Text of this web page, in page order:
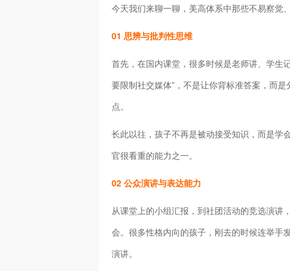
今天我们来聊一聊，美高体系中那些不易察觉
01 思辨与批判性思维
首先，在国内课堂，很多时候是老师讲、学生
要限制社交媒体”，不是让你背标准答案，而
点。
长此以往，孩子不再是被动接受知识，而是学
官很看重的能力之一。
02 公众演讲与表达能力
从课堂上的小组汇报，到社团活动的竞选演讲
会。很多性格内向的孩子，刚去的时候连举手
演讲。